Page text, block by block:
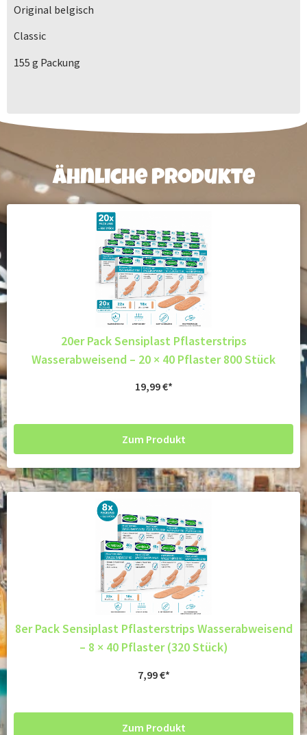
Original belgisch
Classic
155 g Packung
Ähnliche Produkte
20er Pack Sensiplast Pflasterstrips
Wasserabweisend – 20 × 40 Pflaster 800 Stück
19,99€
Zum Produkt
8er Pack Sensiplast Pflasterstrips Wasserabweisend
– 8 × 40 Pflaster (320 Stück)
7,99€
Zum Produkt